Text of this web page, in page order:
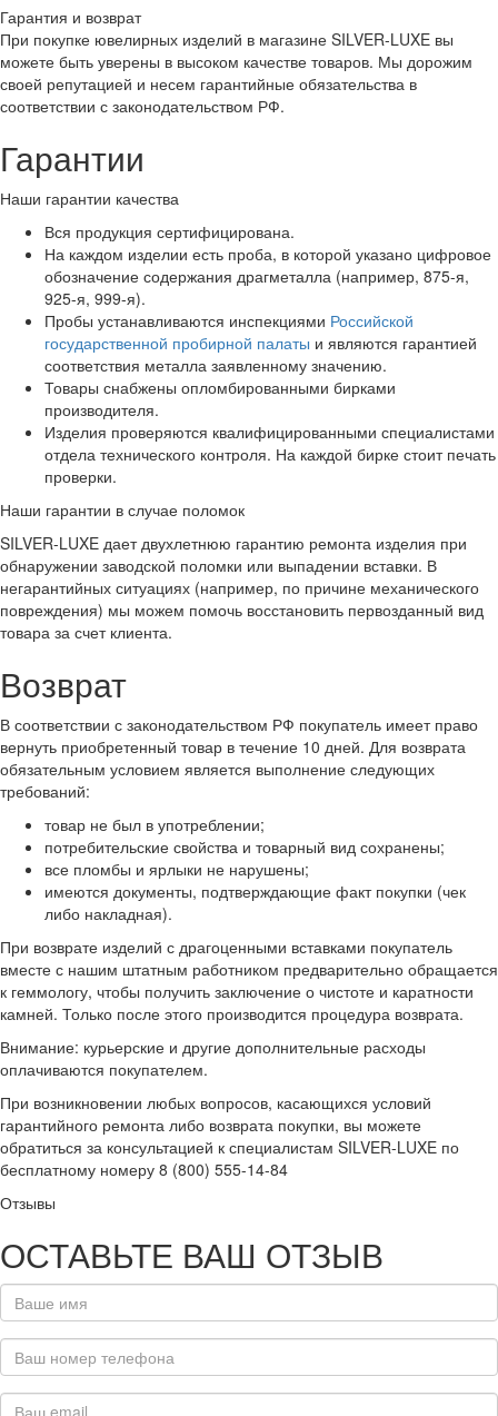
Гарантия и возврат
При покупке ювелирных изделий в магазине SILVER-LUXE вы
можете быть уверены в высоком качестве товаров. Мы дорожим
своей репутацией и несем гарантийные обязательства в
соответствии с законодательством РФ.
Гарантии
Наши гарантии качества
Вся продукция сертифицирована.
На каждом изделии есть проба, в которой указано цифровое
обозначение содержания драгметалла (например, 875-я,
925-я, 999-я).
Пробы устанавливаются инспекциями Российской
государственной пробирной палаты и являются гарантией
соответствия металла заявленному значению.
Товары снабжены опломбированными бирками
производителя.
Изделия проверяются квалифицированными специалистами
отдела технического контроля. На каждой бирке стоит печать
проверки.
Наши гарантии в случае поломок
SILVER-LUXE дает двухлетнюю гарантию ремонта изделия при
обнаружении заводской поломки или выпадении вставки. В
негарантийных ситуациях (например, по причине механического
повреждения) мы можем помочь восстановить первозданный вид
товара за счет клиента.
Возврат
В соответствии с законодательством РФ покупатель имеет право
вернуть приобретенный товар в течение 10 дней. Для возврата
обязательным условием является выполнение следующих
требований:
товар не был в употреблении;
потребительские свойства и товарный вид сохранены;
все пломбы и ярлыки не нарушены;
имеются документы, подтверждающие факт покупки (чек
либо накладная).
При возврате изделий с драгоценными вставками покупатель
вместе с нашим штатным работником предварительно обращается
к геммологу, чтобы получить заключение о чистоте и каратности
камней. Только после этого производится процедура возврата.
Внимание: курьерские и другие дополнительные расходы
оплачиваются покупателем.
При возникновении любых вопросов, касающихся условий
гарантийного ремонта либо возврата покупки, вы можете
обратиться за консультацией к специалистам SILVER-LUXE по
бесплатному номеру 8 (800) 555-14-84
Отзывы
ОСТАВЬТЕ ВАШ ОТЗЫВ